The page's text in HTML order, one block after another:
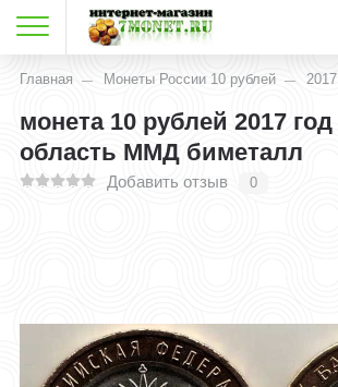
Главная Монеты России 10 рублей
монета 10 рублей 2017
область ММД биметалл
Добавить отзыв 0